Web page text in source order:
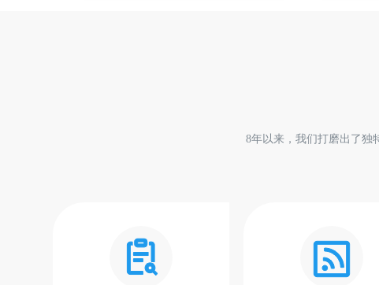
8年以来，我们打磨出了独